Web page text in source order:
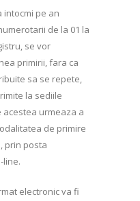
intocmi pe an
de la 01 la
se vor
primirii, fara ca
sa se repete,
la sediile
urmeaza a
de primire
prin posta
line.
electronic va fi